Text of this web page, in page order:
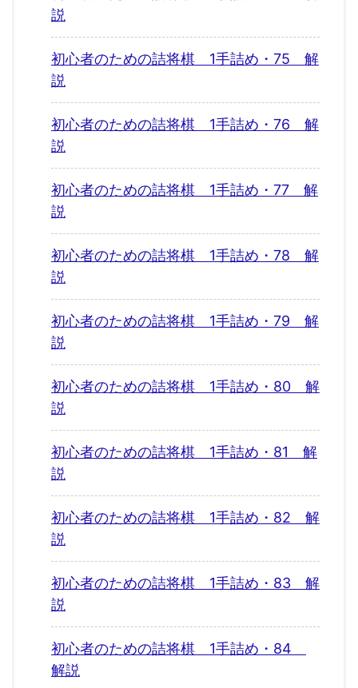
説
初心者のための詰将棋 1手詰め・75 解
説
初心者のための詰将棋 1手詰め・76 解
説
初心者のための詰将棋 1手詰め・77 解
説
初心者のための詰将棋 1手詰め・78 解
説
初心者のための詰将棋 1手詰め・79 解
説
初心者のための詰将棋 1手詰め・80 解
説
初心者のための詰将棋 1手詰め・81 解
説
初心者のための詰将棋 1手詰め・82 解
説
初心者のための詰将棋 1手詰め・83 解
説
初心者のための詰将棋 1手詰め・84
解説